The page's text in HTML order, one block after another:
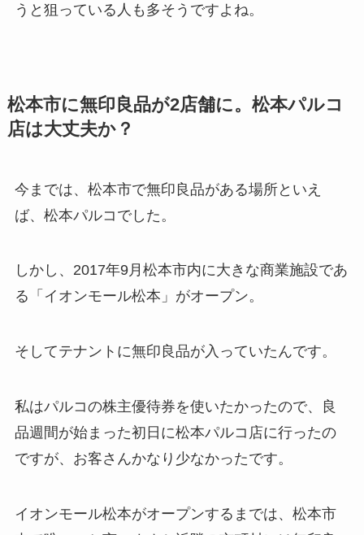
うと狙っている人も多そうですよね。
松本市に無印良品が2店舗に。松本パルコ
店は大丈夫か？
今までは、松本市で無印良品がある場所といえ
ば、松本パルコでした。
しかし、2017年9月松本市内に大きな商業施設であ
る「イオンモール松本」がオープン。
そしてテナントに無印良品が入っていたんです。
私はパルコの株主優待券を使いたかったので、良
品週間が始まった初日に松本パルコ店に行ったの
ですが、お客さんかなり少なかったです。
イオンモール松本がオープンするまでは、松本市